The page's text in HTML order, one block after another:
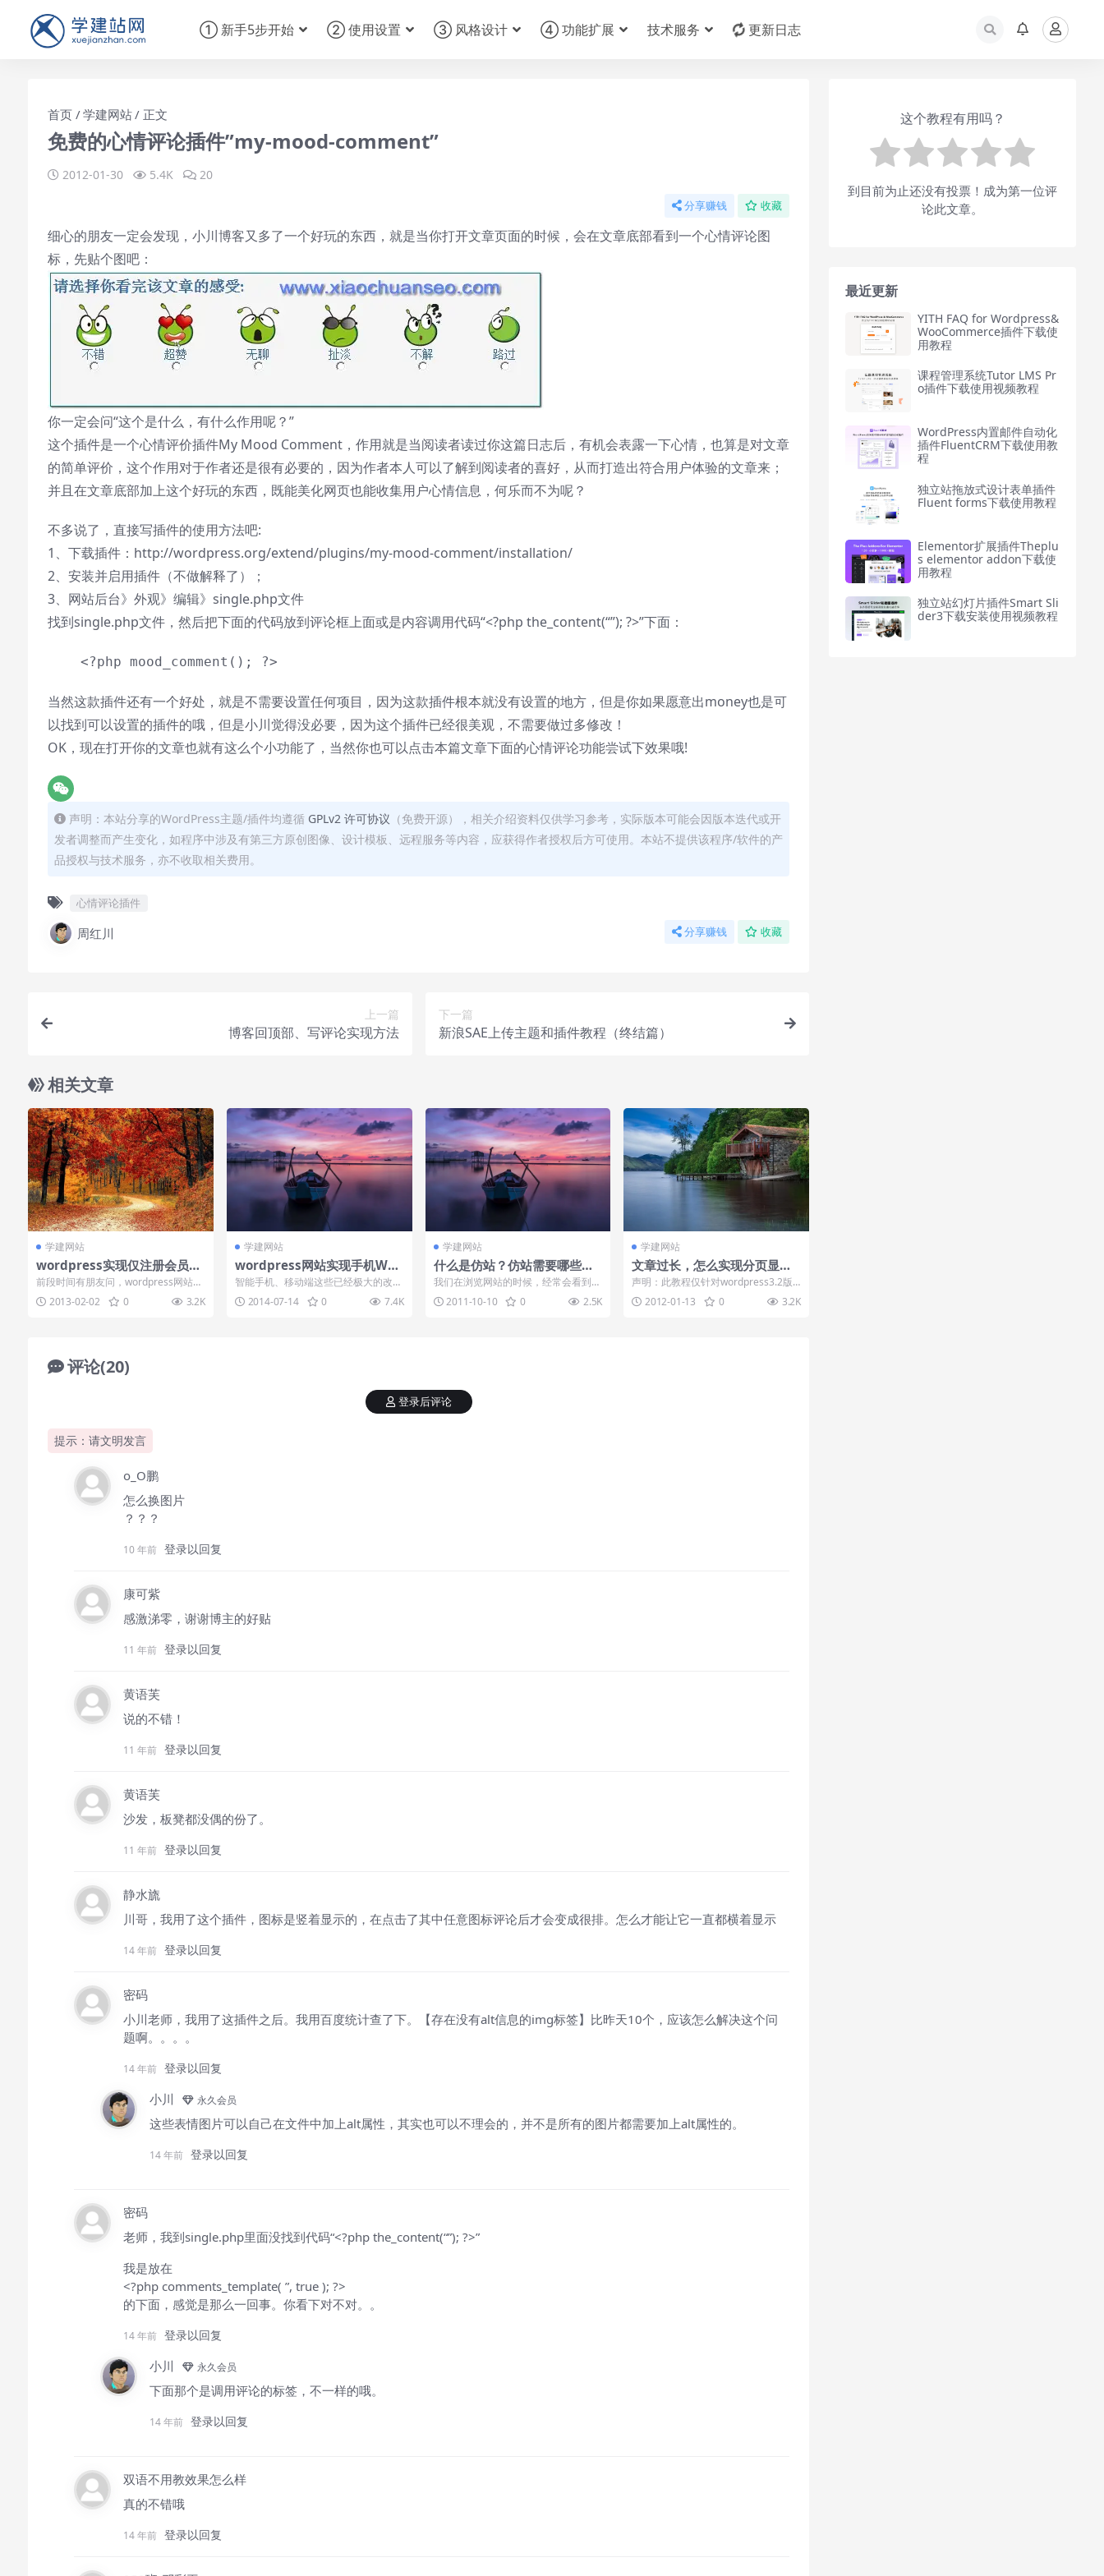
① 新手5步开始 ② 使用设置 ③ 风格设计 ④ 功能扩展 技术服务 更新日志
首页 学建网站 正文
免费的心情评论插件”my-mood-comment”
2012-01-30 5.4K 20
分享赚钱 收藏
细心的朋友一定会发现， 小川博客又多了一个好玩的东西，就是当你打开文章页面的时候，会在文章底部看到一个心情评论图
标，先贴个图吧：
你一定会问“这个是什么，有什么作用呢？”
这个插件是一个心情评价插件My Mood Comment，作用就是当阅读者读过你这篇日志后，有机会表露一下心情，也算是对文章
的简单评价，这个作用对于作者还是很有必要的，因为作者本人可以了解到阅读者的喜好，从而打造出符合用户体验的文章来；
并且在文章底部加上这个好玩的东西，既能美化网页也能收集用户心情信息，何乐而不为呢？
不多说了，直接写插件的使用方法吧:
1、下载插件：http://wordpress.org/extend/plugins/my-mood-comment/installation/
2、安装并启用插件（不做解释了）；
3、网站后台》外观》编辑》single.php文件
找到single.php文件，然后把下面的代码放到评论框上面或是内容调用代码“<?php the_content(“”); ?>”下面：
<?php mood_comment(); ?>
当然这款插件还有一个好处，就是不需要设置任何项目，因为这款插件根本就没有设置的地方，但是你如果愿意出money也是可
以找到可以设置的插件的哦，但是小川觉得没必要，因为这个插件已经很美观，不需要做过多修改！
OK，现在打开你的文章也就有这么个小功能了，当然你也可以点击本篇文章下面的心情评论功能尝试下效果哦!
声明：本站分享的WordPress主题/插件均遵循 GPLv2 许可协议 （免费开源），相关介绍资料仅供学习参考，实际版本可能会因版本迭代或开
发者调整而产生变化，如程序中涉及有第三方原创图像、设计模板、远程服务等内容，应获得作者授权后方可使用。本站不提供该程序/软件的产
品授权与技术服务，亦不收取相关费用。
心情评论插件
周红川 分享赚钱 收藏
上一篇
博客回顶部、写评论实现方法
下一篇
新浪SAE上传主题和插件教程（终结篇）
相关文章
学建网站
wordpress实现仅注册会员浏
览文章
前段时间有朋友问，wordpress网站如
何实现像论坛一样仅特定会员浏览网站
内容...2013-02-02 0 3.2K
学建网站
wordpress网站实现手机WAP
版网站
智能手机、移动端这些已经极大的改变
了人们的生活方式，并且受到越来越多
行业的关注。...
2014-07-14 0 7.4K
学建网站
什么是仿站？仿站需要哪些技
能？
我们在浏览网站的时候，经常会看到一
些很漂亮的网站，这个时候，大部分人
会想，如果我...
2011-10-10 0 2.5K
学建网站
文章过长，怎么实现分页显
示？
声明：此教程仅针对wordpress3.2版
本及老版本，wordpress3.3...
2012-01-13 0 3.2K
评论(20)
提示：请文明发言
登录后评论
o_O鹏
怎么换图片
？？？
10 年前 登录以回复
康可紫
感激涕零，谢谢博主的好贴
11 年前 登录以回复
黄语芙
说的不错！
11 年前 登录以回复
黄语芙
沙发，板凳都没偶的份了。
11 年前 登录以回复
静水旒
川哥，我用了这个插件，图标是竖着显示的，在点击了其中任意图标评论后才会变成很排。怎么才能让它一直都横着显示
14 年前 登录以回复
密码
小川老师，我用了这插件之后。我用百度统计查了下。【存在没有alt信息的img标签】比昨天10个，应该怎么解决这个问
题啊。。。。
14 年前 登录以回复
小川 永久会员
这些表情图片可以自己在文件中加上alt属性，其实也可以不理会的，并不是所有的图片都需要加上alt属性的。
14 年前 登录以回复
密码
老师，我到single.php里面没找到代码“<?php the_content(“”); ?>”
我是放在
<?php comments_template( ”, true ); ?>
的下面，感觉是那么一回事。你看下对不对。。
14 年前 登录以回复
小川 永久会员
下面那个是调用评论的标签，不一样的哦。
14 年前 登录以回复
双语不用教效果怎么样
真的不错哦
14 年前 登录以回复
这个教程有用吗？
到目前为止还没有投票！成为第一位评
论此文章。
最近更新
YITH FAQ for Wordpress&
WooCommerce插件下载使
用教程
课程管理系统Tutor LMS Pr
o插件下载使用视频教程
WordPress内置邮件自动化
插件FluentCRM下载使用教
程
独立站拖放式设计表单插件
Fluent forms下载使用教程
Elementor扩展插件Theplu
s elementor addon下载使
用教程
独立站幻灯片插件Smart Sli
der3下载安装使用视频教程